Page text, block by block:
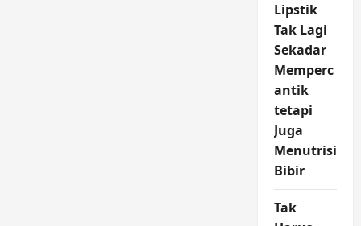
Lipstik
Tak Lagi
Sekadar
Memperc
antik
tetapi
Juga
Menutrisi
Bibir
Tak